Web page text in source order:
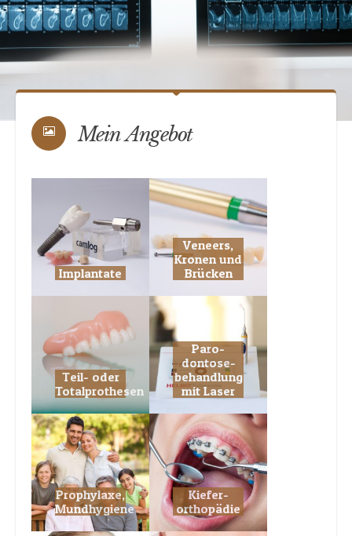
Implantate
Veneers,
Kronen und
Brücken
Teil- oder
Totalprothesen
Paro­
dontose­
behandlung
Prophylaxe,
Mundhygiene
Kiefer­
orthopädie
Behandlung
mit